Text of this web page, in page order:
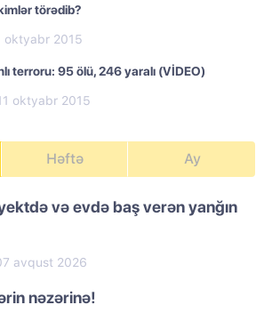
törədib?
oktyabr 2015
terroru: 95 ölü, 246 yaralı (VİDEO)
oktyabr 2015
Həftə Ay
və evdə baş verən yanğın
avqust 2026
nəzərinə!